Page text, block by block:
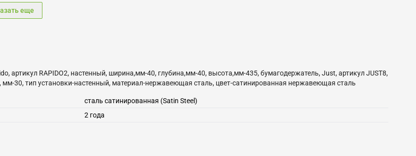
еще
артикул RAPIDO2, настенный, ширина,мм-40, глубина,мм-40, высота,мм-435, бумагодержатель, Just, артикул JUST8,
30, тип установки-настенный, материал-нержавеющая сталь, цвет-сатинированная нержавеющая сталь
сталь сатинированная (Satin Steel)
2 года